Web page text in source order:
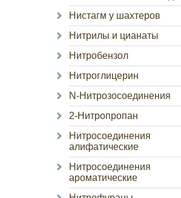
Нистагм у шахтеров
Нитрилы и цианаты
Нитробензол
Нитроглицерин
N-Нитрозосоединения
2-Нитропропан
Нитросоединения
алифатические
Нитросоединения
ароматические